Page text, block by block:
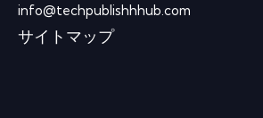
info@techpublishhhub.com
サイトマップ